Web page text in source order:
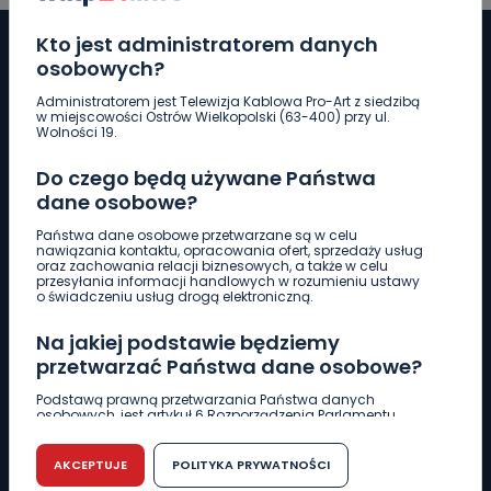
Kto jest administratorem danych
osobowych?
Administratorem jest Telewizja Kablowa Pro-Art z siedzibą
w miejscowości Ostrów Wielkopolski (63-400) przy ul.
Wolności 19.
Do czego będą używane Państwa
dane osobowe?
Państwa dane osobowe przetwarzane są w celu
nawiązania kontaktu, opracowania ofert, sprzedaży usług
oraz zachowania relacji biznesowych, a także w celu
przesyłania informacji handlowych w rozumieniu ustawy
o świadczeniu usług drogą elektroniczną.
Na jakiej podstawie będziemy
przetwarzać Państwa dane osobowe?
Podstawą prawną przetwarzania Państwa danych
osobowych, jest artykuł 6 Rozporządzenia Parlamentu
r. w sprawie ochrony osób fizycznych w związku z
przetwarzaniem danych osobowych w sprawie
swobodnego przepływu takich danych oraz uchylenia
AKCEPTUJE POLITYKA PRYWATNOŚCI
Pobierz logotyp
LINIA INTERWENCYJNA
661 997 997
REDAKCJA
62 735 22 22redakcja@wlkp24.info
DZIAŁ REKLAMY
62 735 01 85 reklama@wlkp24.info
WIADOMOŚCI